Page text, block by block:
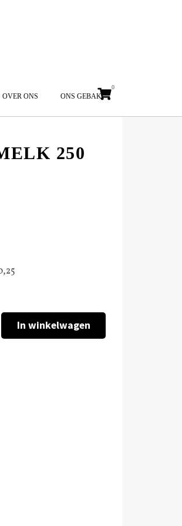
OVER ONS ONS GEBAK
0
250